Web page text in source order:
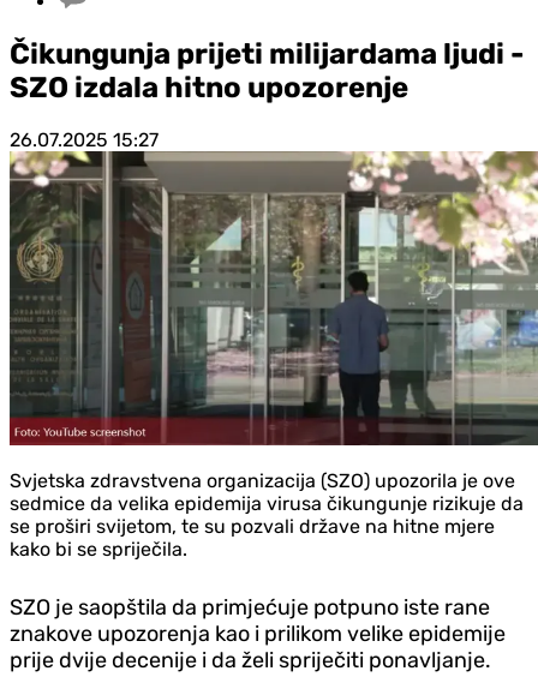
Čikungunja prijeti milijardama ljudi -
SZO izdala hitno upozorenje
26.07.2025 15:27
Svjetska zdravstvena organizacija (SZO) upozorila je ove
sedmice da velika epidemija virusa čikungunje rizikuje da
se proširi svijetom, te su pozvali države na hitne mjere
kako bi se spriječila.
SZO je saopštila da primjećuje potpuno iste rane
znakove upozorenja kao i prilikom velike epidemije
prije dvije decenije i da želi spriječiti ponavljanje.